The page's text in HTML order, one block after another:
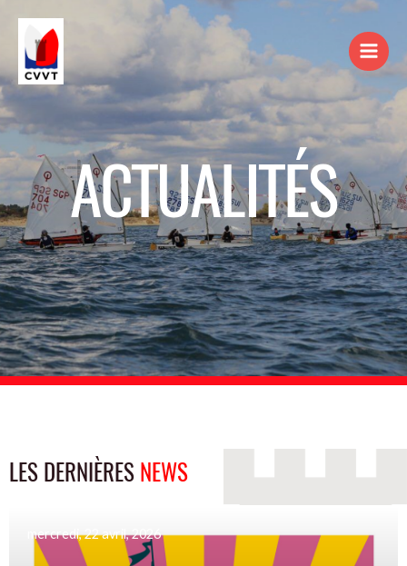
ACTUALITÉS
LES DERNIÈRES NEWS
mercredi, 22 avril, 2026